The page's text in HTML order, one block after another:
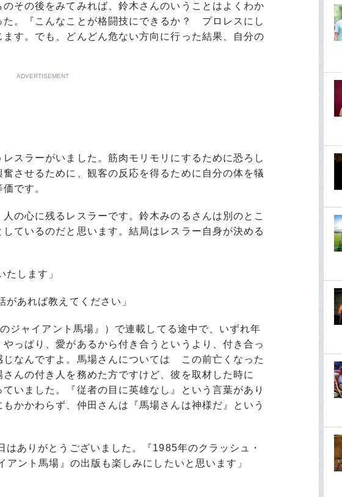
その後をみてみれば、鈴木さんのいうことはよくわか
。『こんなことが格闘技にできるか？ プロレスにし
す。でも、どんどん危ない方向に行った結果、自分の
ADVERTISEMENT
スラーがいました。筋肉モリモリにするために恐ろし
させるために、観客の反応を得るために自分の体を犠
です。
の心に残るレスラーです。鈴木みのるさんは別のとこ
ているのだと思います。結局はレスラー自身が決める
します」
あれば教えてください」
ジャイアント馬場』）で連載してる途中で、いずれ年
っぱり、愛があるから付き合うというより、付き合っ
なんですよ。馬場さんについては この前亡くなった
んの付き人を務めた方ですけど、彼を取材した時に
いました。『従者の目に英雄なし』という言葉があり
かかわらず、仲田さんは『馬場さんは神様だ』という
ありがとうございました。『1985年のクラッシュ・
ント馬場』の出版も楽しみにしたいと思います」